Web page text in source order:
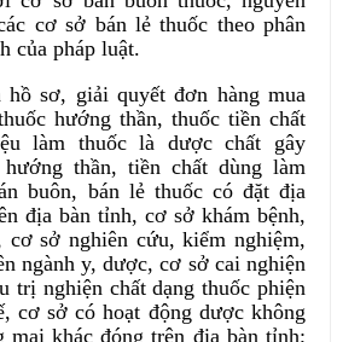
cơ sở bán lẻ thuốc theo phân
của pháp luật.
hồ sơ, giải quyết đơn hàng mua
hướng thần, thuốc tiền chất
làm thuốc là dược chất gây
thần, tiền chất dùng làm
buôn, bán lẻ thuốc có đặt địa
địa bàn tỉnh, cơ sở khám bệnh,
cơ sở nghiên cứu, kiểm nghiệm,
ngành y, dược, cơ sở cai nghiện
trị nghiện chất dạng thuốc phiện
cơ sở có hoạt động dược không
khác đóng trên địa bàn tỉnh;